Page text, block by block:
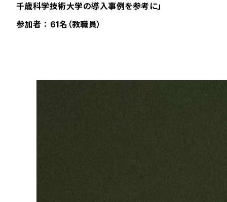
千歳科学技術大学の導入事例を参考に」
参加者 ： 61名（教職員）